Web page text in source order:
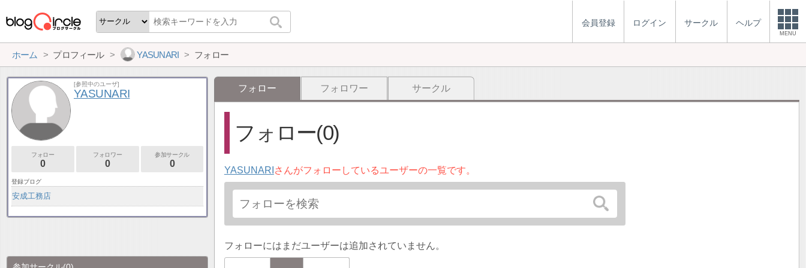
会員登録 ログイン サークル ヘルプ
MENU
ホーム プロフィール YASUNARI フォロー
フォロー フォロワー サークル
フォロー(0)
YASUNARI さんがフォローしているユーザーの一覧です。
フォローにはまだユーザーは追加されていません。
[参照中のユーザ]
YASUNARI
フォロー
0
フォロワー
0
参加サークル
0
登録ブログ
安成工務店